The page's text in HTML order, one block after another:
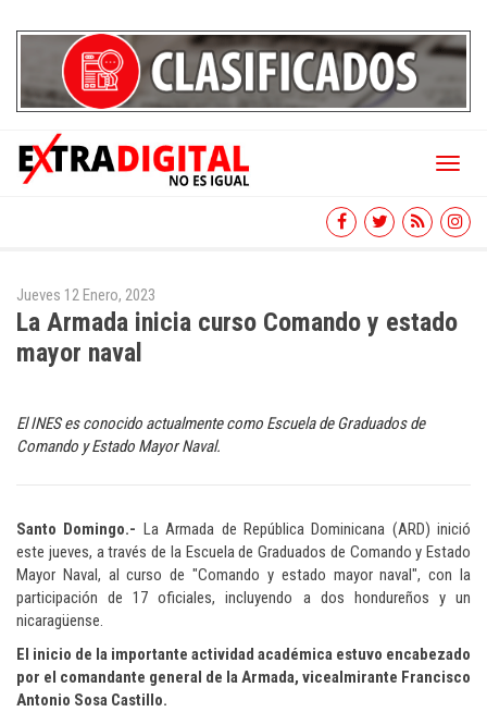
Toggle
Jueves 12 Enero, 2023
La Armada inicia curso Comando y estado
mayor naval
El INES es conocido actualmente como Escuela de Graduados de
Comando y Estado Mayor Naval.
Santo Domingo.- La Armada de República Dominicana (ARD) inició
este jueves, a través de la Escuela de Graduados de Comando y Estado
Mayor Naval, al curso de "Comando y estado mayor naval", con la
participación de 17 oficiales, incluyendo a dos hondureños y un
nicaragüense.
El inicio de la importante actividad académica estuvo encabezado
por el comandante general de la Armada, vicealmirante Francisco
Antonio Sosa Castillo.